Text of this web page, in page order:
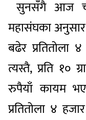
सुनसँगै आज
महासंघका
बढेर
त्यस्तै, प्रति १०
रुपैयाँ कायम
प्रतितोला ४